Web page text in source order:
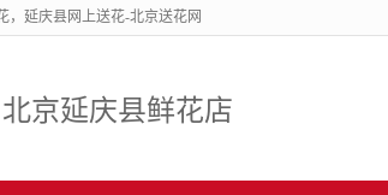
，延庆县网上送花-北京送花网
庆县鲜花店网上订花、延庆县送花上门服务!
北京延庆县鲜花店